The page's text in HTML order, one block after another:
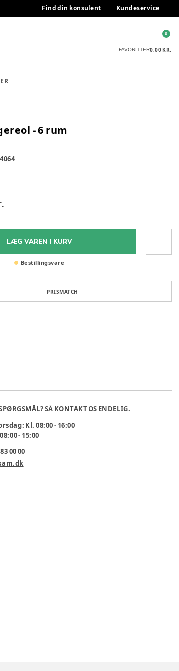
Find din konsulent Kundeservice
FAVORITTER0,00 KR.
0
- 6 rum
LÆG VAREN I KURV
Bestillingsvare
PRISMATCH
SÅ KONTAKT OS ENDELIG.
Kl. 08:00 - 16:00
- 15:00
00 00